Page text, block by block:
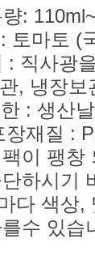
:
토마토 (
직사광
관, 냉장보
: 생산
재질 :
이 팽창
하시기
다 색상,
수 있습